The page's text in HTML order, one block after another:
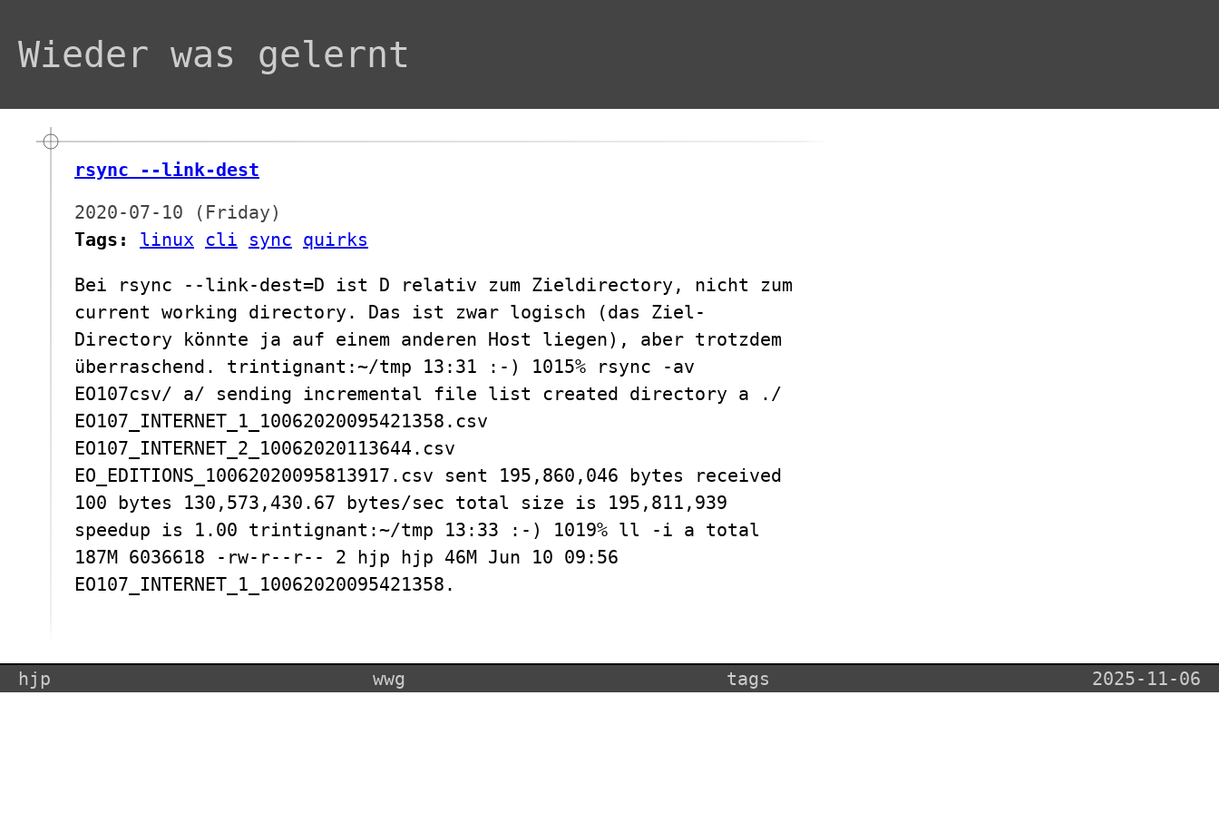
Wieder was gelernt
rsync --link-dest
2020-07-10 (Friday)
Tags:
linux cli sync quirks
Bei rsync --link-dest=D ist D relativ zum Zieldirectory, nicht zum
current working directory. Das ist zwar logisch (das Ziel-
Directory könnte ja auf einem anderen Host liegen), aber trotzdem
überraschend. trintignant:~/tmp 13:31 :-) 1015% rsync -av
EO107csv/ a/ sending incremental file list created directory a ./
EO107_INTERNET_1_10062020095421358.csv
EO107_INTERNET_2_10062020113644.csv
EO_EDITIONS_10062020095813917.csv sent 195,860,046 bytes received
100 bytes 130,573,430.67 bytes/sec total size is 195,811,939
speedup is 1.00 trintignant:~/tmp 13:33 :-) 1019% ll -i a total
187M 6036618 -rw-r--r-- 2 hjp hjp 46M Jun 10 09:56
EO107_INTERNET_1_10062020095421358.
hjp wwg tags 2025-11-06